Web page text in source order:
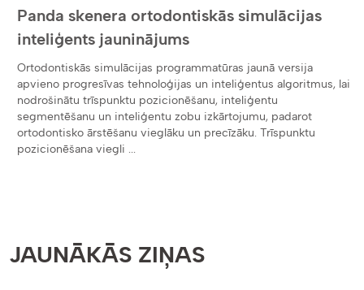
Panda skenera ortodontiskās simulācijas
inteliģents jauninājums
Ortodontiskās simulācijas programmatūras jaunā versija
apvieno progresīvas tehnoloģijas un inteliģentus algoritmus, lai
nodrošinātu trīspunktu pozicionēšanu, inteliģentu
segmentēšanu un inteliģentu zobu izkārtojumu, padarot
ortodontisko ārstēšanu vieglāku un precīzāku. Trīspunktu
pozicionēšana viegli ...
JAUNĀKĀS ZIŅAS